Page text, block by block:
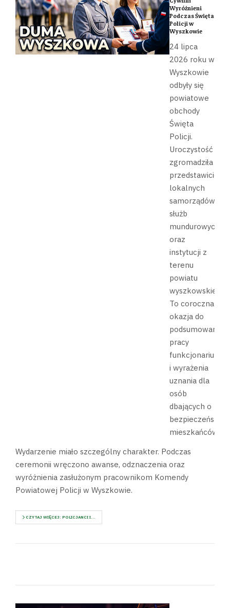
Wyróżnieni
Podczas Święta
Policji w
Wyszkowie
24 lipca
2026 roku w
Wyszkowie
odbyły się
powiatowe
obchody
Święta
Policji.
Uroczystość
zgromadziła
przedstawicieli
lokalnych
samorządów,
służb
mundurowych
oraz
instytucji z
terenu
powiatu
wyszkowskiego.
To coroczna
okazja do
podsumowania
pracy
funkcjonariuszy
i wyrażenia
uznania dla
osób
dbających o
bezpieczeństwo
mieszkańców.
Wydarzenie miało szczególny charakter. Podczas
ceremonii wręczono awanse, odznaczenia oraz
wyróżnienia zasłużonym pracownikom Komendy
Powiatowej Policji w Wyszkowie.
CZYTAJ WIĘCEJ: POLICJANCI I...